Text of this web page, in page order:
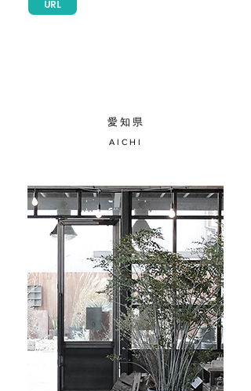
URL
​愛 知 県
A I C H I